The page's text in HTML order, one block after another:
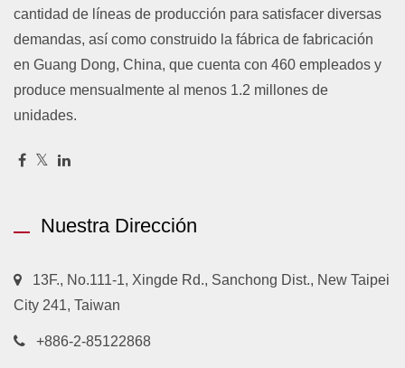
cantidad de líneas de producción para satisfacer diversas
demandas, así como construido la fábrica de fabricación
en Guang Dong, China, que cuenta con 460 empleados y
produce mensualmente al menos 1.2 millones de
unidades.
Nuestra Dirección
13F., No.111-1, Xingde Rd., Sanchong Dist., New Taipei
City 241, Taiwan
+886-2-85122868